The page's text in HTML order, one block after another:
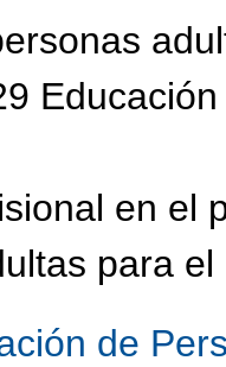
en el
para
de